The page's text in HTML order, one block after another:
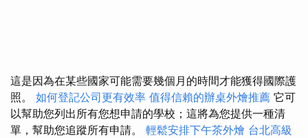
這是因為在某些國家可能需要幾個月的時間才能獲得國際護
照。 如何登記公司更有效率 值得信賴的辦桌外燴推薦 它可
以幫助您列出所有您想申請的學校；這將為您提供一種清
單，幫助您追蹤所有申請。 輕鬆安排下午茶外燴 台北高級